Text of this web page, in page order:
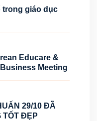
trong giáo dục
Educare &
Meeting
29/10 ĐÃ
TỐT ĐẸP